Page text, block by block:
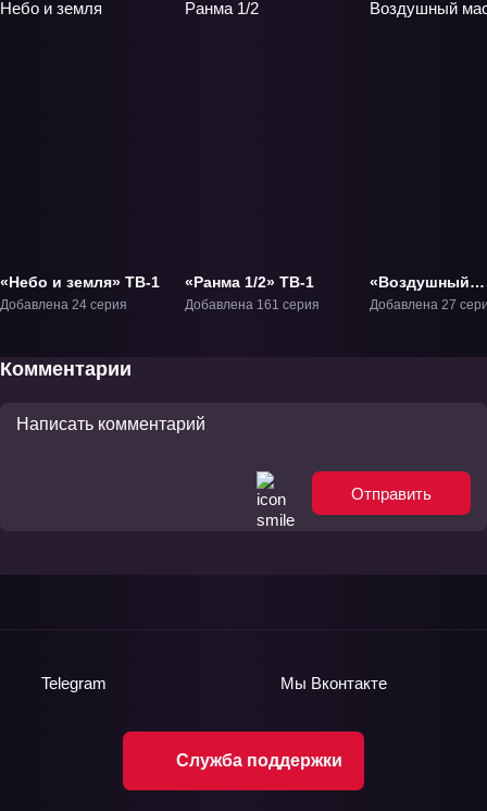
«Небо и земля» ТВ-1
Добавлена 24 серия
«Ранма 1/2» ТВ-1
Добавлена 161 серия
«Воздушный
мастер» ТВ-1
Добавлена 27
Комментарии
Отправить
Служба поддержки
Telegram Мы Вконтакте